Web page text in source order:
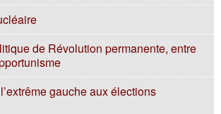
de Révolution permanente, entre
gauche aux élections